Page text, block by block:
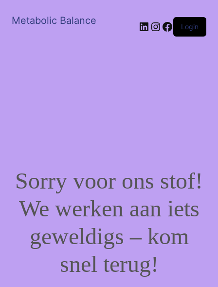
Metabolic Balance LinkedIn
Instagram
Facebook
Login
Sorry voor ons stof!
We werken aan iets
geweldigs – kom
snel terug!